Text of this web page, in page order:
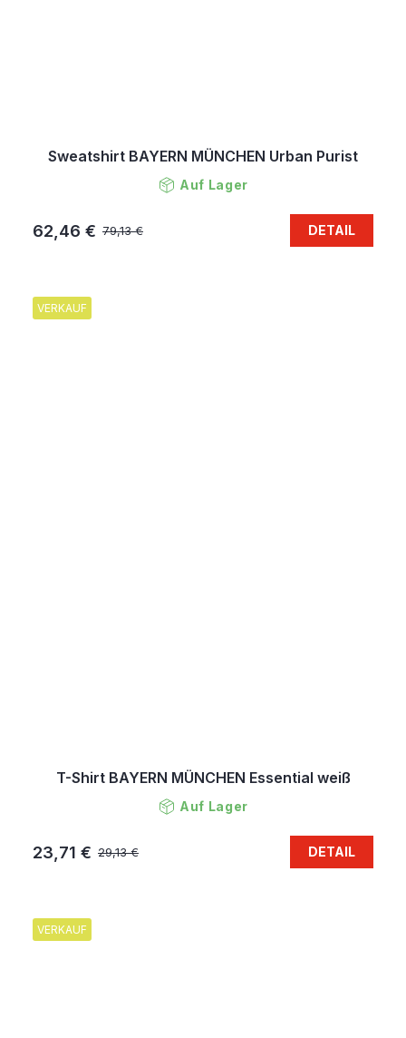
Sweatshirt BAYERN MÜNCHEN Urban Purist
Auf Lager
79,13 €
62,46 € DETAIL
VERKAUF
T-Shirt BAYERN MÜNCHEN Essential weiß
Auf Lager
29,13 €
23,71 € DETAIL
VERKAUF